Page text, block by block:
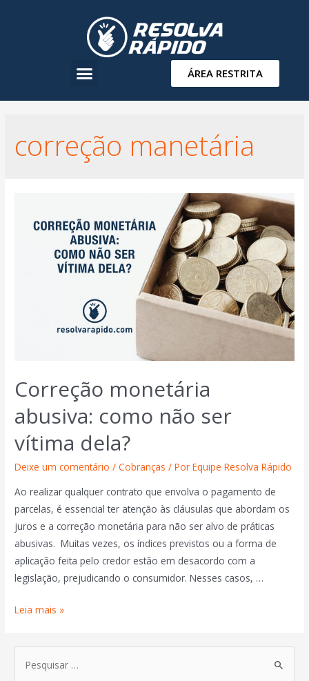
ÁREA RESTRITA
correção manetária
Correção monetária
abusiva: como não ser
vítima dela?
Deixe um comentário /Cobranças / PorEquipe Resolva Rápido
Ao realizar qualquer contrato que envolva o pagamento de
parcelas, é essencial ter atenção às cláusulas que abordam os
juros e a correção monetária para não ser alvo de práticas
abusivas. Muitas vezes, os índices previstos ou a forma de
aplicação feita pelo credor estão em desacordo com a
legislação, prejudicando o consumidor. Nesses casos, …
Leia mais »